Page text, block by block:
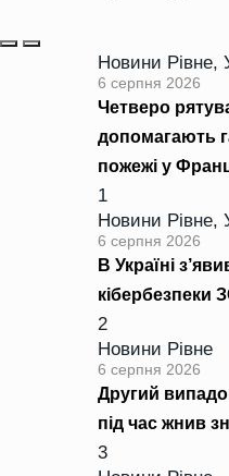
Новини Рівне,
6 серпня 2026
Четверо
допомагають
пожежі у
1
Новини Рівне,
6 серпня 2026
В Україні
кібербезпеки
2
Новини Рівне
6 серпня 2026
Другий
під час жнив
3